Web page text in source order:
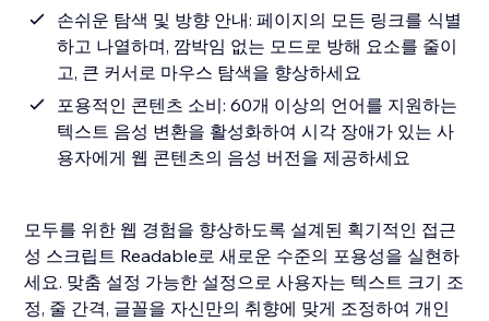
손쉬운 탐색 및 방향 안내: 페이지의 모든 링크를 식별
하고 나열하며, 깜박임 없는 모드로 방해 요소를 줄이
고, 큰 커서로 마우스 탐색을 향상하세요
포용적인 콘텐츠 소비: 60개 이상의 언어를 지원하는
텍스트 음성 변환을 활성화하여 시각 장애가 있는 사
용자에게 웹 콘텐츠의 음성 버전을 제공하세요
모두를 위한 웹 경험을 향상하도록 설계된 획기적인 접근
성 스크립트 Readable로 새로운 수준의 포용성을 실현하
세요. 맞춤 설정 가능한 설정으로 사용자는 텍스트 크기 조
정, 줄 간격, 글꼴을 자신만의 취향에 맞게 조정하여 개인